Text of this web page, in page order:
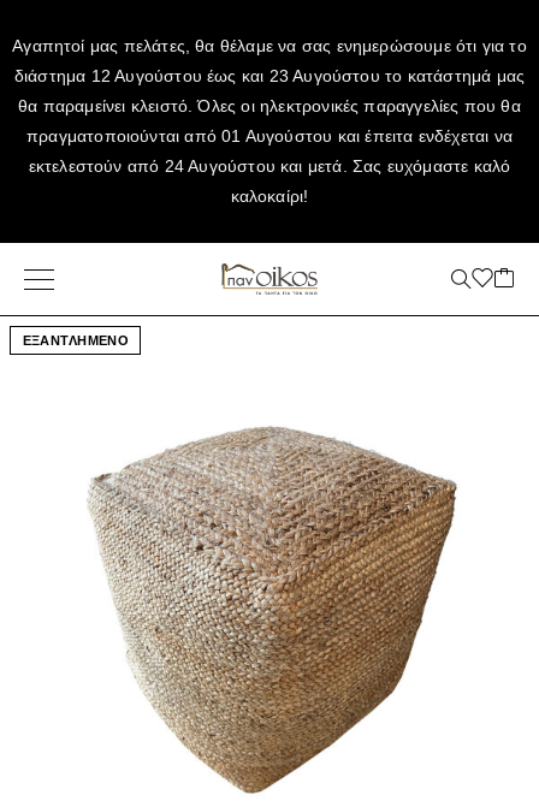
Αγαπητοί μας πελάτες, θα θέλαμε να σας ενημερώσουμε ότι για το
διάστημα 12 Αυγούστου έως και 23 Αυγούστου το κατάστημά μας
θα παραμείνει κλειστό. Όλες οι ηλεκτρονικές παραγγελίες που θα
πραγματοποιούνται από 01 Αυγούστου και έπειτα ενδέχεται να
εκτελεστούν από 24 Αυγούστου και μετά. Σας ευχόμαστε καλό
καλοκαίρι!
ΕΞΑΝΤΛΗΜΕΝΟ